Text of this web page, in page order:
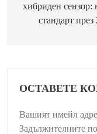
хибриден сензор:
стандарт през
ОСТАВЕТЕ
Вашият имейл
Задължителните